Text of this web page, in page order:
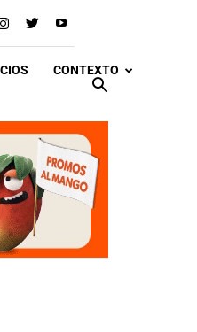
CONTEXTO